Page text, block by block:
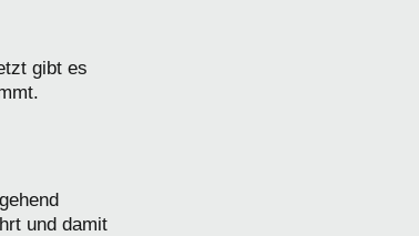
gibt es
und damit